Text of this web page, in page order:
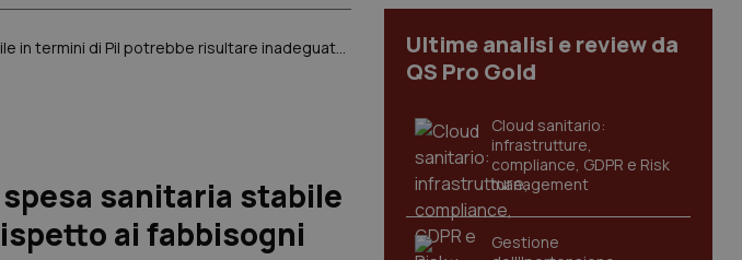
Manovra. L’audizione del Cnel: “Mantenimento spesa sanitaria stabile in termini di Pil potrebbe risultare inadeguato rispetto ai fabbisogni reali”
sanitaria stabile
ai fabbisogni
Ultime analisi e review da
QS Pro Gold
Cloud sanitario:
infrastrutture,
compliance, GDPR e Risk
management
Gestione